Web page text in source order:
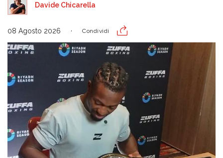
Davide Chicarella
08 Agosto 2026 Condividi